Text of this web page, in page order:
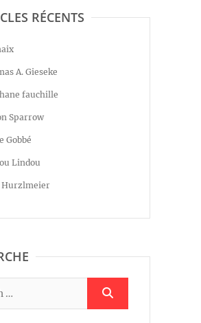
RÉCENTS
A. Gieseke
fauchille
Sparrow
Gobbé
Lindou
Hurzlmeier